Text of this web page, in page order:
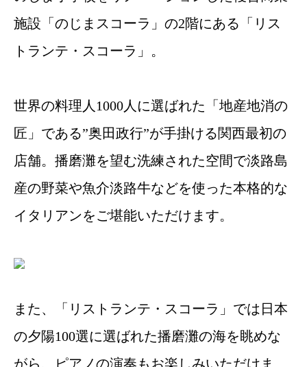
施設「のじまスコーラ」の2階にある「リス
トランテ・スコーラ」。
世界の料理人1000人に選ばれた「地産地消の
匠」である”奥田政行”が手掛ける関西最初の
店舗。播磨灘を望む洗練された空間で淡路島
産の野菜や魚介淡路牛などを使った本格的な
イタリアンをご堪能いただけます。
また、「リストランテ・スコーラ」では日本
の夕陽100選に選ばれた播磨灘の海を眺めな
がら、ピアノの演奏もお楽しみいただけま